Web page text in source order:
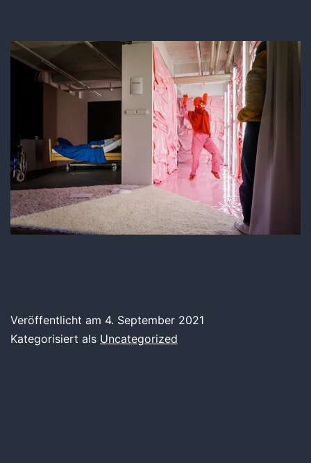
Veröffentlicht am 4. September 2021
Kategorisiert als Uncategorized